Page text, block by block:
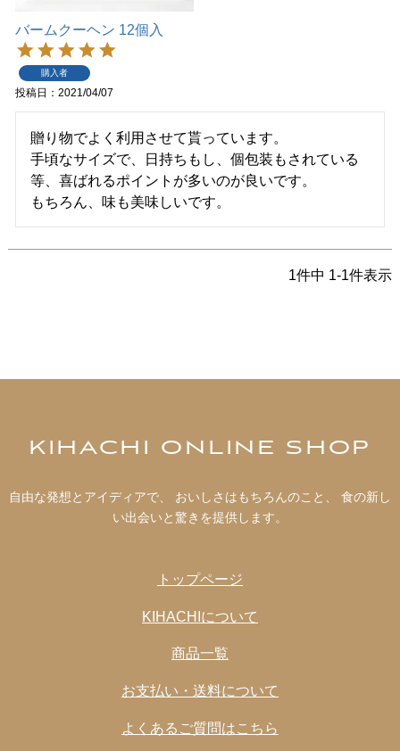
バームクーヘン 12個入
購入者
投稿日 2021/04/07
贈り物でよく利用させて貰っています。
手頃なサイズで、日持ちもし、個包装もされている
等、喜ばれるポイントが多いのが良いです。
もちろん、味も美味しいです。
1件中 1-1件表示
KIHACHI ONLINE SHOP
自由な発想とアイディアで、 おいしさはもちろんのこと、 食の新し
い出会いと驚きを提供します。
トップページ
KIHACHIについて
商品一覧
お支払い・送料について
よくあるご質問はこちら